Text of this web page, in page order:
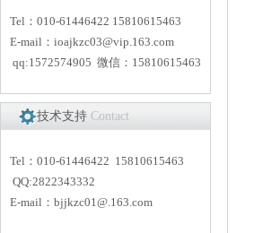
Tel：010-61446422 15810615463
E-mail： ioajkzc03@vip.163.com
qq:1572574905 微信：15810615463
技术支持 Contact
Tel：010-61446422 15810615463
QQ:2822343332
E-mail： bjjkzc01@.163.com